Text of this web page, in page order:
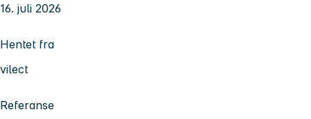
16. juli 2026
Hentet fra
vilect
Referanse